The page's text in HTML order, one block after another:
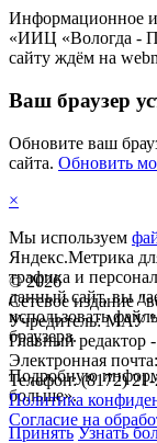
©2026
Сетевое издание
Учредитель: МАУ
Главный
Электронная
Телефон: (8172)
Политика
Согласие на
Информационное
«ИИЦ «Вологда -
сайту ждём на
Ваш браузер
Обновите ваш
сайта. Обновить
×
Мы используем
Яндекс.Метрика
трафика и
данный сайт, вы
использовать
браузера.
Подробную
больше».
Принять Узнать